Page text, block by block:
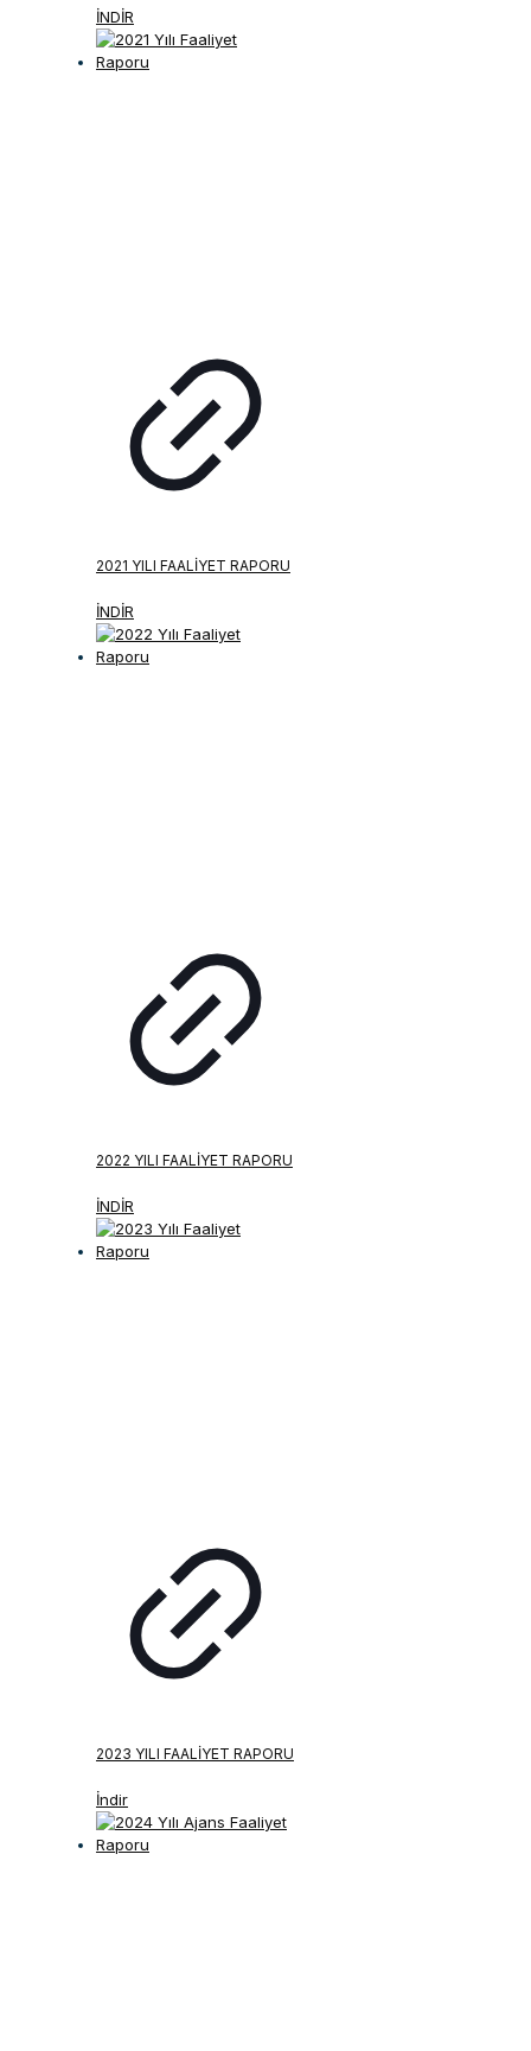
İNDİR
2021 YILI FAALIYET RAPORU
İNDİR
2022 YILI FAALIYET RAPORU
İNDİR
2023 YILI FAALIYET RAPORU
İndir